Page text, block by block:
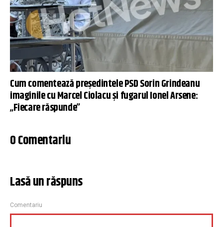
Cum comentează președintele PSD Sorin Grindeanu
imaginile cu Marcel Ciolacu şi fugarul Ionel Arsene:
„Fiecare răspunde”
0 Comentariu
Lasă un răspuns
Comentariu